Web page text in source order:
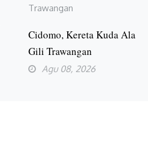
Cidomo, Kereta Kuda Ala
Gili Trawangan
Agu 08, 2026